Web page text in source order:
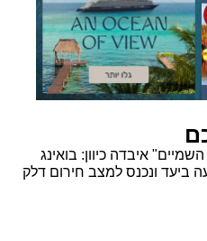
איבדה כיוון: בואינג